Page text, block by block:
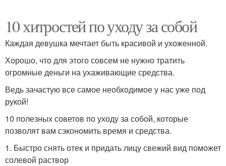
10 хитростей по уходу за собой
Каждая девушка мечтает быть красивой и ухоженной.
Хорошо, что для этого совсем не нужно тратить
огромные деньги на ухаживающие средства.
Ведь зачастую все самое необходимое у нас уже под
рукой!
10 полезных советов по уходу за собой, которые
позволят вам сэкономить время и средства.
1. Быстро снять отек и придать лицу свежий вид поможет
солевой раствор